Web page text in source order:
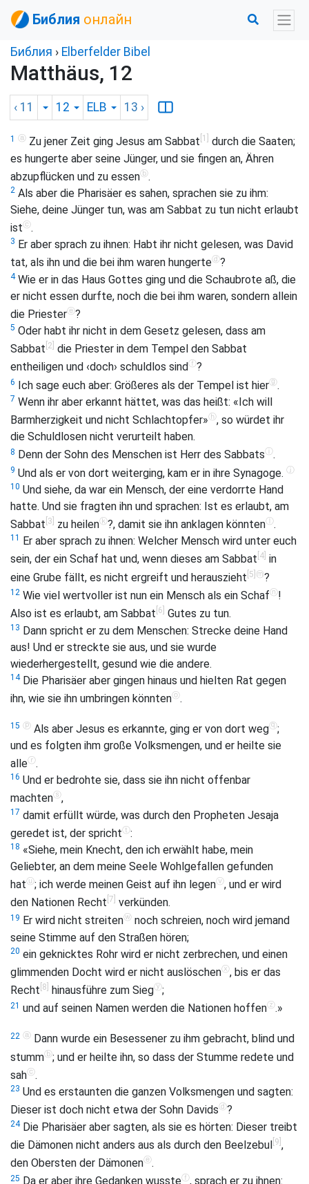
Библия онлайн
Библия › Elberfelder Bibel
Matthäus, 12
‹ 11 12 ELB 13 ›
1 ⓐ Zu jener Zeit ging Jesus am Sabbat [1]
durch die Saaten;
es hungerte aber seine Jünger, und sie fingen an, Ähren
abzupflücken und zu essenⓑ.
2 Als aber die Pharisäer es sahen, sprachen sie zu ihm:
Siehe, deine Jünger tun, was am Sabbat zu tun nicht erlaubt
istⓒ.
3 Er aber sprach zu ihnen: Habt ihr nicht gelesen, was David
tat, als ihn und die bei ihm waren hungerteⓓ?
4Wie er in das Haus Gottes ging und die Schaubrote aß, die
er nicht essen durfte, noch die bei ihm waren, sondern allein
die Priesterⓔ?
5 Oder habt ihr nicht in dem Gesetz gelesen, dass am
Sabbat [2] die Priester in dem Tempel den Sabbat
entheiligen und ‹doch› schuldlos sindⓕ?
6 Ich sage euch aber: Größeres als der Tempel ist hierⓖ.
7 Wenn ihr aber erkannt hättet, was das heißt: «Ich will
Barmherzigkeit und nicht Schlachtopfer»ⓗ, so würdet ihr
die Schuldlosen nicht verurteilt haben.
8 Denn der Sohn des Menschen ist Herr des Sabbatsⓘ.
9 Und als er von dort weiterging, kam er in ihre Synagoge. ⓙ
10 Und siehe, da war ein Mensch, der eine verdorrte Hand
hatte. Und sie fragten ihn und sprachen: Ist es erlaubt, am
Sabbat [3] zu heilenⓚ?, damit sie ihn anklagen könntenⓛ.
11
Er aber sprach zu ihnen: Welcher Mensch wird unter euch
sein, der ein Schaf hat und, wenn dieses am Sabbat [4] in
eine Grube fällt, es nicht ergreift und herauszieht [5] ⓜ?
12 Wie viel wertvoller ist nun ein Mensch als ein Schafⓝ!
Also ist es erlaubt, am Sabbat [6] Gutes zu tun.
13 Dann spricht er zu dem Menschen: Strecke deine Hand
aus! Und er streckte sie aus, und sie wurde
wiederhergestellt, gesund wie die andere.
14Die Pharisäer aber gingen hinaus und hielten Rat gegen
ihn, wie sie ihn umbringen könntenⓞ.
15 ⓟ Als aber Jesus es erkannte, ging er von dort wegⓠ;
und es folgten ihm große Volksmengen, und er heilte sie
alleⓡ.
16 Und er bedrohte sie, dass sie ihn nicht offenbar
machtenⓢ,
17 damit erfüllt würde, was durch den Propheten Jesaja
geredet ist, der sprichtⓣ:
18 «Siehe, mein Knecht, den ich erwählt habe, mein
Geliebter, an dem meine Seele Wohlgefallen gefunden
hatⓤ; ich werde meinen Geist auf ihn legenⓥ, und er wird
den Nationen Recht [7] verkünden.
19 Er wird nicht streitenⓦ noch schreien, noch wird jemand
seine Stimme auf den Straßen hören;
20 ein geknicktes Rohr wird er nicht zerbrechen, und einen
glimmenden Docht wird er nicht auslöschenⓧ, bis er das
Recht [8] hinausführe zum Siegⓨ;
21 und auf seinen Namen werden die Nationen hoffenⓩ.»
22 ⓐ Dann wurde ein Besessener zu ihm gebracht, blind und
stummⓑ; und er heilte ihn, so dass der Stumme redete und
sahⓒ.
23 Und es erstaunten die ganzen Volksmengen und sagten:
Dieser ist doch nicht etwa der Sohn Davidsⓓ?
24Die Pharisäer aber sagten, als sie es hörten: Dieser treibt
die Dämonen nicht anders aus als durch den Beelzebul [9] ,
den Obersten der Dämonenⓔ.
25 Da er aber ihre Gedanken wussteⓕ, sprach er zu ihnen: